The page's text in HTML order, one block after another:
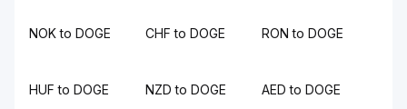
NOK to DOGE CHF to DOGE RON to DOGE
HUF to DOGE NZD to DOGE AED to DOGE